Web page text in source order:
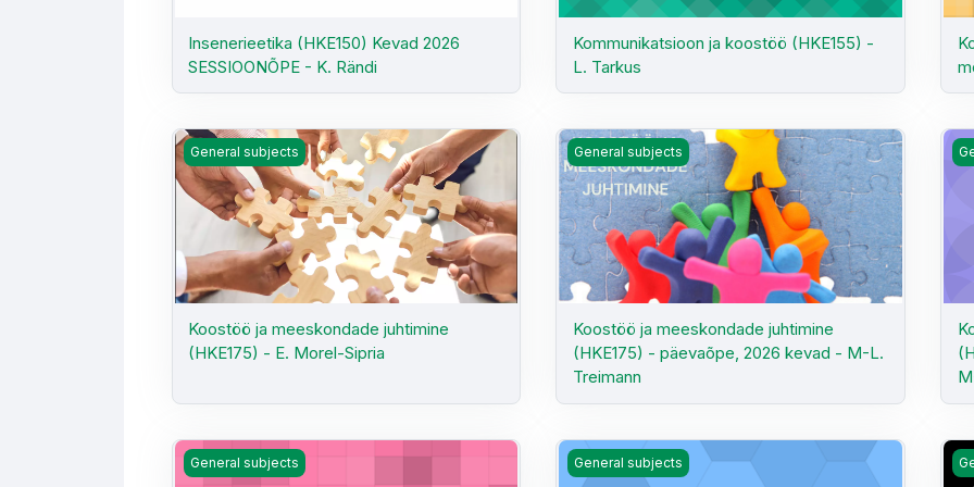
Insenerieetika (HKE150) Kevad 2026
SESSIOONÕPE - K. Rändi
Kommunikatsioon ja koostöö (HKE155) -
L. Tarkus
Koostöö ja meeskondade juhtimine (HKE175) - E. Morel-Sipria
General subjects
Koostöö ja meeskondade juhtimine
(HKE175) - E. Morel-Sipria
Koostöö ja meeskondade juhtimine (HKE175) -
General subjects
Koostöö ja meeskondade juhtimine
(HKE175) - päevaõpe, 2026 kevad - M-L.
Treimann
Koostöö ja meeskondade juhtimine (HKE175)- M. Lokotar
General subjects Kriitiline mõtlemine ja teaduslik maailmapilt (HKE155)-
General subjects